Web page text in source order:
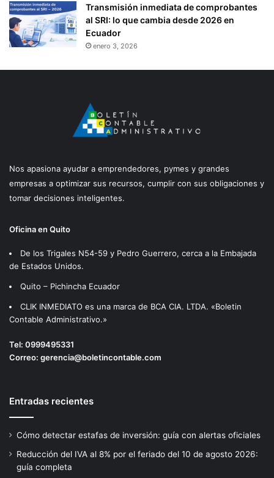
Transmisión inmediata de comprobantes
al SRI: lo que cambia desde 2026 en
Ecuador
enero 3, 2026
Nos apasiona ayudar a emprendedores, pymes y grandes
empresas a optimizar sus recursos, cumplir con sus obligaciones y
tomar decisiones inteligentes.
Oficina en Quito
De los Trigales N54-59 y Pedro Guerrero, cerca a la Embajada
de Estados Unidos.
Quito – Pichincha Ecuador
CLIK INMEDIATO es una marca de BCA CIA. LTDA. «Boletin
Contable Administrativo.»
Tel: 0999495331
Correo: gerencia@boletincontable.com
Entradas recientes
Cómo detectar estafas de inversión: guía con alertas oficiales
Reducción del IVA al 8% por el feriado del 10 de agosto 2026:
guía completa